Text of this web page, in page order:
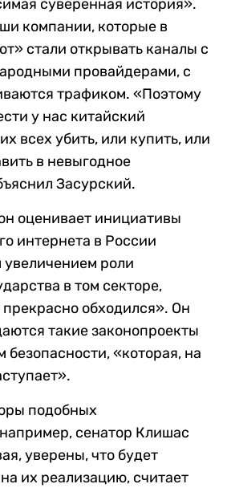
суверенная история».
компании, которые в
стали открывать каналы с
провайдерами, с
трафиком. «Поэтому
у нас китайский
всех убить, или купить, или
в невыгодное
Засурский.
оценивает инициативы
интернета в России
роли
в том секторе,
прекрасно обходился». Он
такие законопроекты
безопасности, «которая, на
подобных
сенатор Клишас
уверены, что будет
их реализацию, считает